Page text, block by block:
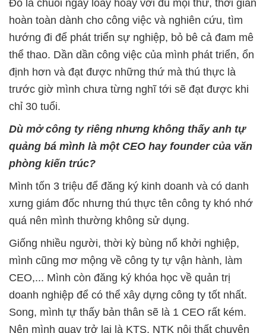
Đó là chuỗi ngày loay hoay với đủ mọi thứ, thời gian
hoàn toàn dành cho công việc và nghiên cứu, tìm
hướng đi để phát triển sự nghiệp, bỏ bê cả đam mê
thể thao. Dần dần công việc của mình phát triển, ổn
định hơn và đạt được những thứ mà thú thực là
trước giờ mình chưa từng nghĩ tới sẽ đạt được khi
chỉ 30 tuổi.
Dù mở công ty riêng nhưng không thấy anh tự
quảng bá mình là một CEO hay founder của văn
phòng kiến trúc?
Mình tốn 3 triệu để đăng ký kinh doanh và có danh
xưng giám đốc nhưng thú thực tên công ty khó nhớ
quá nên mình thường không sử dụng.
Giống nhiều người, thời kỳ bùng nổ khởi nghiệp,
mình cũng mơ mộng về công ty tự vận hành, làm
CEO,... Mình còn đăng ký khóa học về quản trị
doanh nghiệp để có thể xây dựng công ty tốt nhất.
Song, mình tự thấy bản thân sẽ là 1 CEO rất kém.
Nên mình quay trở lại là KTS, NTK nội thất chuyên